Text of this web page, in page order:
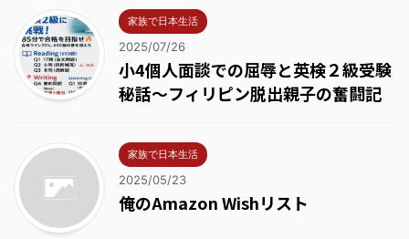
家族で日本生活
2025/07/26
小4個人面談での屈辱と英検２級受験
秘話～フィリピン脱出親子の奮闘記
家族で日本生活
2025/05/23
俺のAmazon Wishリスト